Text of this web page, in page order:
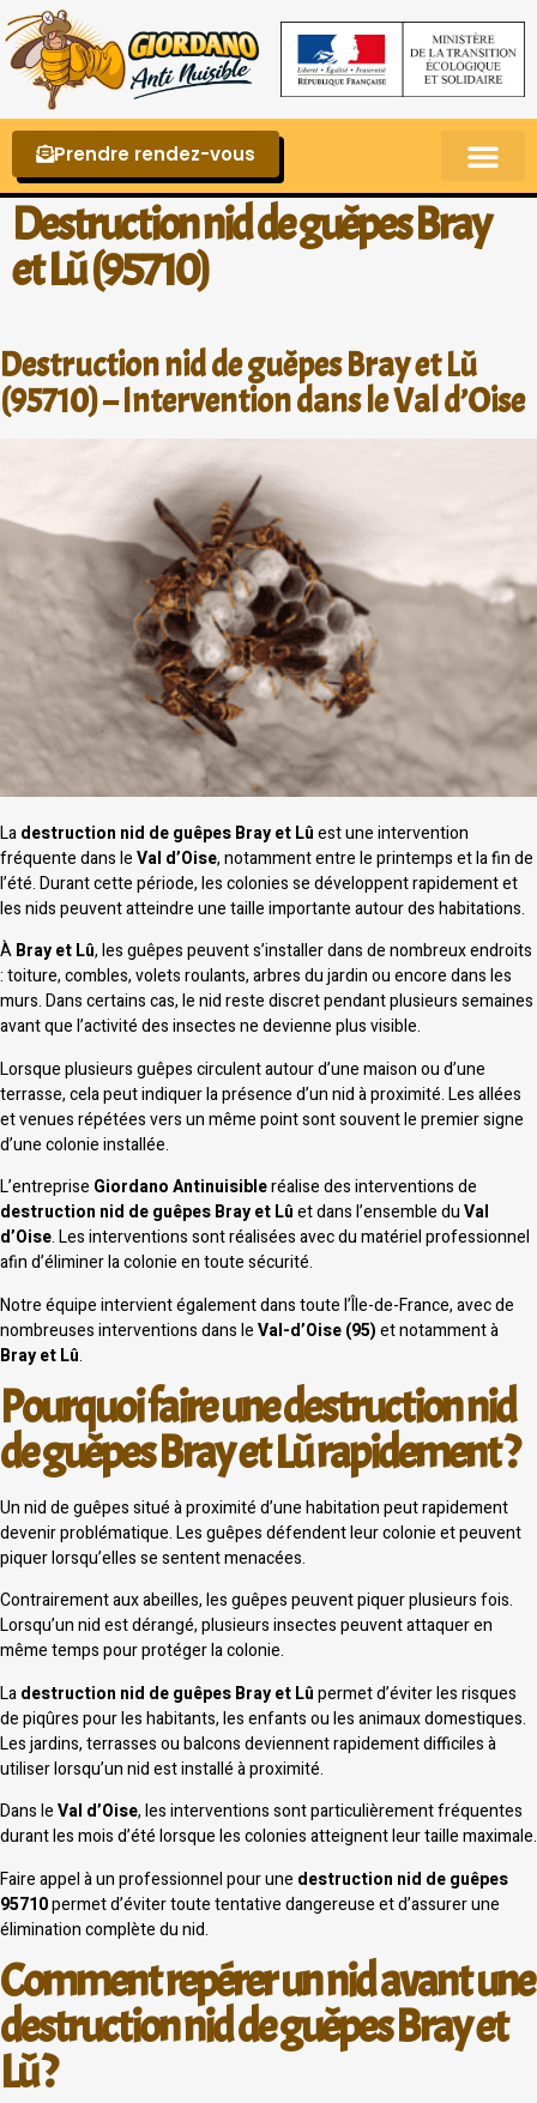
Prendre rendez-vous
Destruction nid de guêpes Bray
et Lû (95710)
Destruction nid de guêpes Bray et Lû
(95710) – Intervention dans le Val d’Oise
Ladestruction nid de guêpes Bray et Lûest une intervention
fréquente dans leVal d’Oise, notamment entre le printemps et la fin de
l’été. Durant cette période, les colonies se développent rapidement et
les nids peuvent atteindre une taille importante autour des habitations.
ÀBray et Lû, les guêpes peuvent s’installer dans de nombreux endroits
: toiture, combles, volets roulants, arbres du jardin ou encore dans les
murs. Dans certains cas, le nid reste discret pendant plusieurs semaines
avant que l’activité des insectes ne devienne plus visible.
Lorsque plusieurs guêpes circulent autour d’une maison ou d’une
terrasse, cela peut indiquer la présence d’un nid à proximité. Les allées
et venues répétées vers un même point sont souvent le premier signe
d’une colonie installée.
L’entreprise Giordano Antinuisibleréalise des interventions de
destruction nid de guêpes Bray et Lûet dans l’ensemble duVal
d’Oise. Les interventions sont réalisées avec du matériel professionnel
afin d’éliminer la colonie en toute sécurité.
Notre équipe intervient également dans toute l’Île-de-France, avec de
nombreuses interventions dans leVal-d’Oise (95)et notamment à
Bray et Lû.
Pourquoi faire une destruction nid
de guêpes Bray et Lû rapidement ?
Un nid de guêpes situé à proximité d’une habitation peut rapidement
devenir problématique. Les guêpes défendent leur colonie et peuvent
piquer lorsqu’elles se sentent menacées.
Contrairement aux abeilles, les guêpes peuvent piquer plusieurs fois.
Lorsqu’un nid est dérangé, plusieurs insectes peuvent attaquer en
même temps pour protéger la colonie.
Ladestruction nid de guêpes Bray et Lûpermet d’éviter les risques
de piqûres pour les habitants, les enfants ou les animaux domestiques.
Les jardins, terrasses ou balcons deviennent rapidement difficiles à
utiliser lorsqu’un nid est installé à proximité.
Dans leVal d’Oise, les interventions sont particulièrement fréquentes
durant les mois d’été lorsque les colonies atteignent leur taille maximale.
Faire appel à un professionnel pour une destruction nid de guêpes
95710permet d’éviter toute tentative dangereuse et d’assurer une
élimination complète du nid.
Comment repérer un nid avant une
destruction nid de guêpes Bray et
Lû ?